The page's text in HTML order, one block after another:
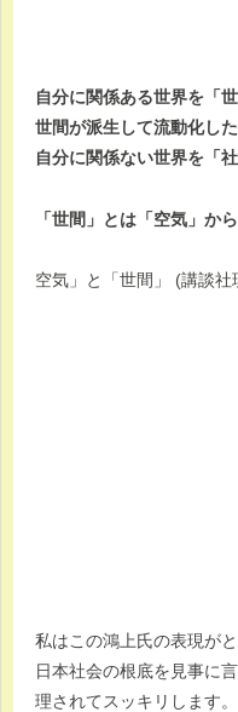
自分に関係ある世界を「世
世間が派生して流動化した
自分に関係ない世界を「
「世間」とは「空気」か
空気」と「世間」 (講談社
私はこの鴻上氏の表現が
日本社会の根底を見事に
理されてスッキリします。